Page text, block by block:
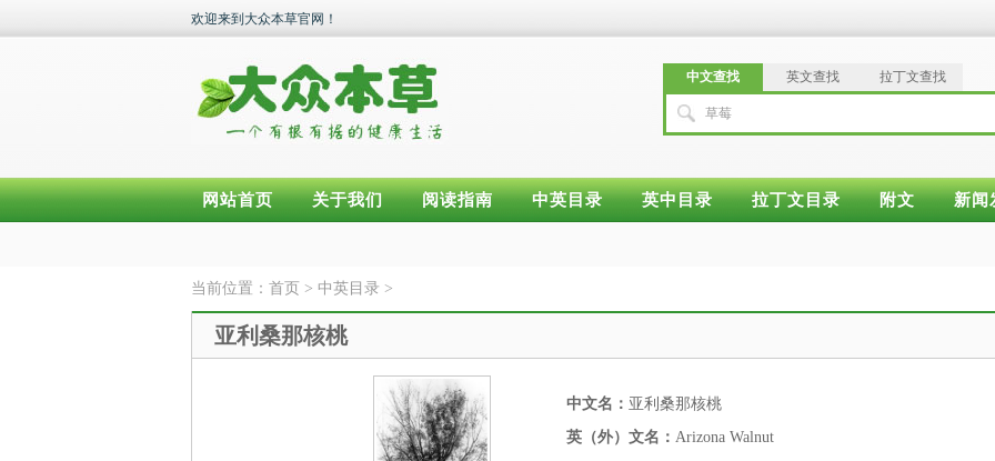
欢迎来到大众本草官网！
中文查找 英文查找 拉丁文查找
草莓
网站首页 关于我们 阅读指南 中英目录 英中目录 拉丁文目录 附文 新闻
当前位置： 首页 > 中英目录 >
亚利桑那核桃
中文名： 亚利桑那核桃
英（外）文名： Arizona Walnut